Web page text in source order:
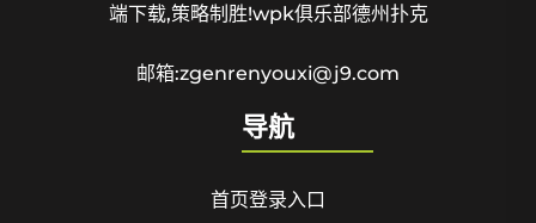
端下载,策略制胜!wpk俱乐部德州扑克
邮箱:zgenrenyouxi@j9.com
导航
首页登录入口